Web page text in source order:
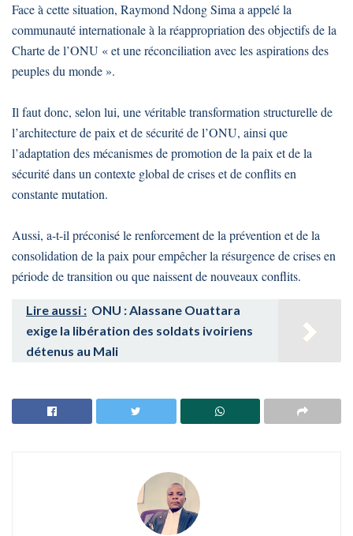
Face à cette situation, Raymond Ndong Sima a appelé la
communauté internationale à la réappropriation des objectifs de la
Charte de l’ONU « et une réconciliation avec les aspirations des
peuples du monde ».
Il faut donc, selon lui, une véritable transformation structurelle de
l’architecture de paix et de sécurité de l’ONU, ainsi que
l’adaptation des mécanismes de promotion de la paix et de la
sécurité dans un contexte global de crises et de conflits en
constante mutation.
Aussi, a-t-il préconisé le renforcement de la prévention et de la
consolidation de la paix pour empêcher la résurgence de crises en
période de transition ou que naissent de nouveaux conflits.
Lire aussi : ONU : Alassane Ouattara
exige la libération des soldats ivoiriens
détenus au Mali